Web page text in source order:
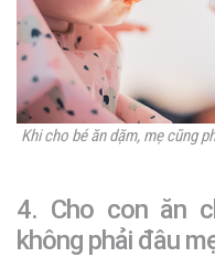
Khi cho bé ăn dặm, mẹ cũng
4. Cho con ăn
không phải đâu